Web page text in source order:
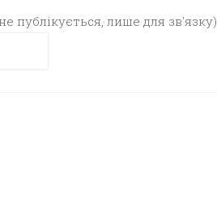
публікується, лише для зв'язку)